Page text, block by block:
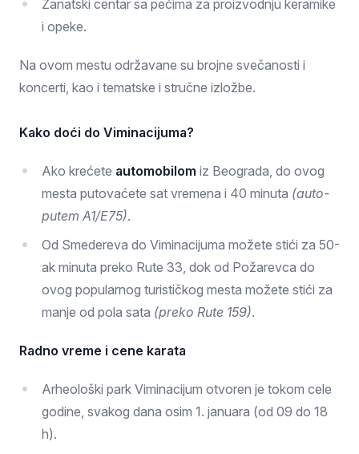
Zanatski centar sa pećima za proizvodnju keramike
i opeke.
Na ovom mestu održavane su brojne svečanosti i
koncerti, kao i tematske i stručne izložbe.
Kako doći do Viminacijuma?
Ako krećete automobilom iz Beograda, do ovog
mesta putovaćete sat vremena i 40 minuta (auto-
putem A1/E75).
Od Smedereva do Viminacijuma možete stići za 50-
ak minuta preko Rute 33, dok od Požarevca do
ovog popularnog turističkog mesta možete stići za
manje od pola sata (preko Rute 159).
Radno vreme i cene karata
Arheološki park Viminacijum otvoren je tokom cele
godine, svakog dana osim 1. januara (od 09 do 18
h).